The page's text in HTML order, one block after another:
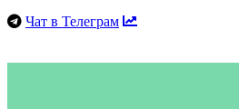
Чат в Телеграм